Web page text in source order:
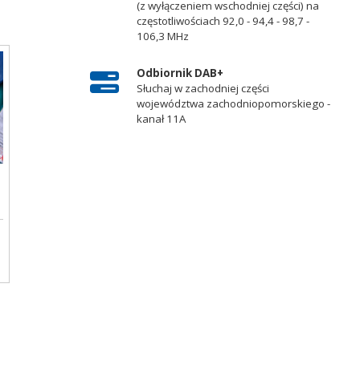
(z wyłączeniem wschodniej części) na
częstotliwościach 92,0 - 94,4 - 98,7 -
106,3 MHz
Odbiornik DAB+
Słuchaj w zachodniej części
województwa zachodniopomorskiego -
kanał 11A